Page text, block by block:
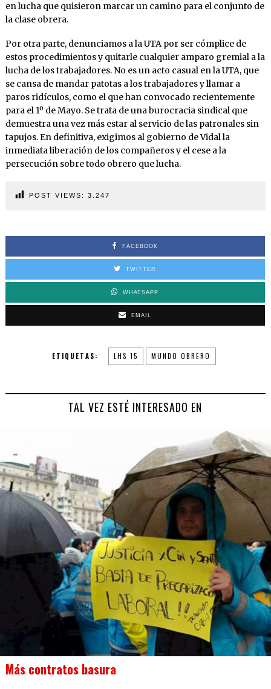
en lucha que quisieron marcar un camino para el conjunto de
la clase obrera.
Por otra parte, denunciamos a la UTA por ser cómplice de
estos procedimientos y quitarle cualquier amparo gremial a la
lucha de los trabajadores. No es un acto casual en la UTA, que
se cansa de mandar patotas a los trabajadores y llamar a
paros ridículos, como el que han convocado recientemente
para el 1º de Mayo. Se trata de una burocracia sindical que
demuestra una vez más estar al servicio de las patronales sin
tapujos. En definitiva, exigimos al gobierno de Vidal la
inmediata liberación de los compañeros y el cese a la
persecución sobre todo obrero que lucha.
POST VIEWS: 3.247
FACEBOOK
TWITTER
WHATSAPP
EMAIL
ETIQUETAS: LHS 15 MUNDO OBRERO
TAL VEZ ESTÉ INTERESADO EN
Más contratos basura